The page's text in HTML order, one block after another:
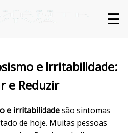
☰
e Irritabilidade:
e Reduzir
e irritabilidadesão sintomas
de hoje. Muitas pessoas